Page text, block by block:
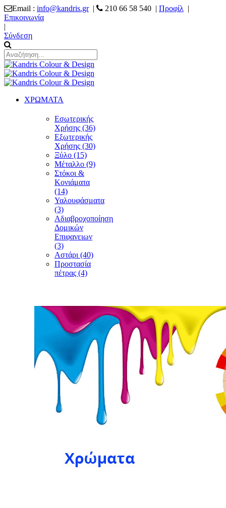
Email : info@kandris.gr| 210 66 58 540 | Προφίλ |
Επικοινωνία
|
Σύνδεση
ΧΡΩΜΑΤΑ
Εσωτερικής
Χρήσης (36)
Εξωτερικής
Χρήσης (30)
Ξύλο (15)
Μέταλλο (9)
Στόκοι &
Κονιάματα
(14)
Υαλουφάσματα
(3)
Αδιαβροχοποίηση
Δομικών
Επιφανειων
(3)
Αστάρι (40)
Προστασία
πέτρας (4)